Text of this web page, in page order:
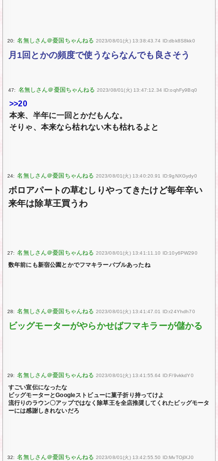
20: 2023/08/01(火) 13:38:43.74 ID:dbk8S8kk0
月1回とかの頻度で使うならなんでも良さそう
47: 2023/08/01(火) 13:47:12.34 ID:oqhFy9Bq0
>>20
本来、半年に一回とかだもんな。
そりゃ、本来なら枯れない木も枯れるよと
24: 2023/08/01(火) 13:40:20.91 ID:9gNXGydy0
ボロアパートの草むしりやってきたけど毎年辛い
来年は除草王買うわ
27: 2023/08/01(火) 13:41:11.10 ID:10y6PW290
数年前にも新宿公園とかでフマキラーバブルあったね
28: 2023/08/01(火) 13:41:47.01 ID:r24Yhdh70
ビッグモーターがやらかせばフマキラーが儲かる
29: 2023/08/01(火) 13:41:55.64 ID:F/9vkkdY0
すごい宣伝になったな
ビッグモーターとGoogleストビューに菓子折り持ってけよ
流行りのラウン〇アップではなく除草王を全店推奨してくれたビッグモータ
ーには感謝しきれないだろ
32: 2023/08/01(火) 13:42:55.50 ID:MvTOjlXJ0